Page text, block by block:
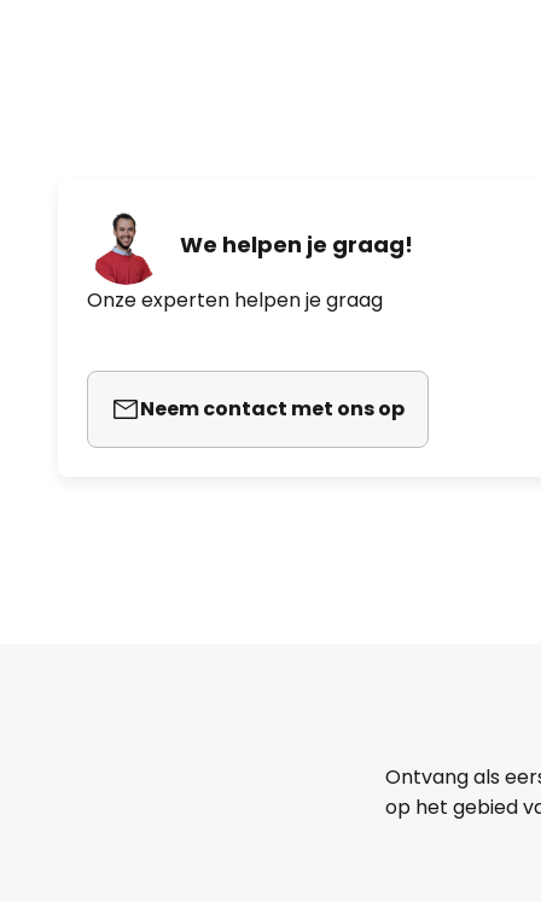
- De afstandsbediening werkt op
We helpen je graag!
Onze experten helpen je graag
Neem contact met ons op
Ontvang als
op het gebied